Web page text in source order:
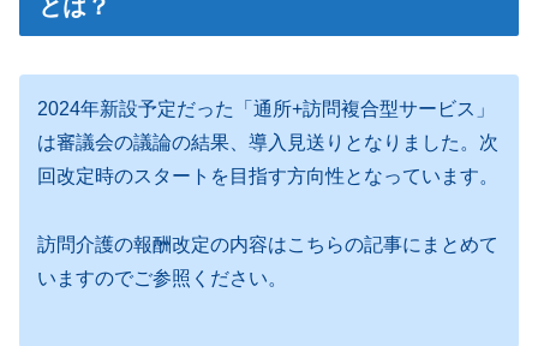
とは？
2024年新設予定だった「通所+訪問複合型サービス」
は審議会の議論の結果、導入見送りとなりました。次
回改定時のスタートを目指す方向性となっています。
訪問介護の報酬改定の内容はこちらの記事にまとめて
いますのでご参照ください。